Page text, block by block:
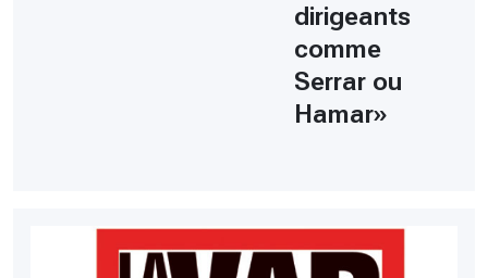
dirigeants
comme
Serrar ou
Hamar»